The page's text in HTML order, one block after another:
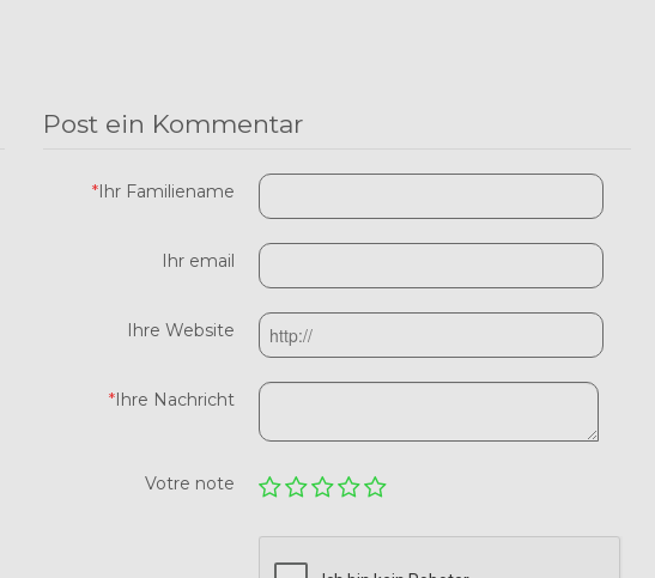
Post ein Kommentar
*Ihr Familiename
Ihr email
Ihre Website
*Ihre Nachricht
Votre note